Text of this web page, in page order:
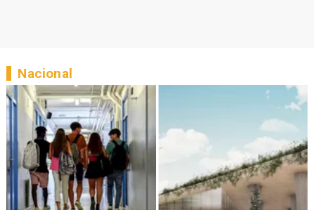
Nacional